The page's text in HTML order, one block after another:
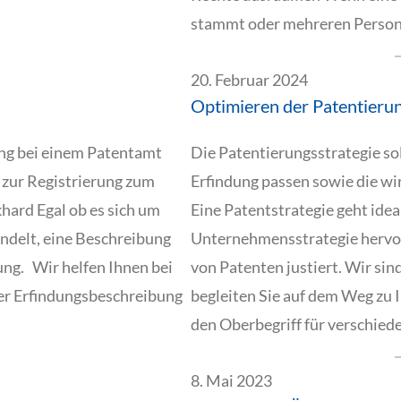
stammt oder mehreren
20. Februar 2024
bei einem Patentamt
Registrierung zum
Egal ob es sich um
eine Beschreibung
Wir helfen Ihnen bei
Erfindungsbeschreibung
Optimieren der
Die Patentierungsstrategie
Erfindung passen sowie die
Eine Patentstrategie geht
Unternehmensstrategie
von Patenten justiert. Wir
begleiten Sie auf dem Weg
den Oberbegriff für
8. Mai 2023